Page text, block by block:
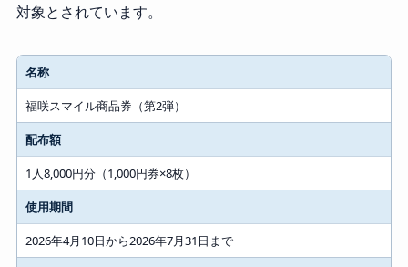
対象とされています。
名称
福咲スマイル商品券（第2弾）
配布額
1人8,000円分（1,000円券×8枚）
使用期間
2026年4月10日から2026年7月31日まで